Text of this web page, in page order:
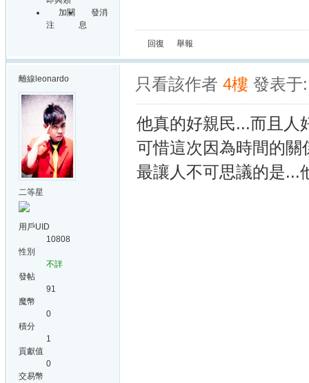
加關
注
發消
息
回復
舉報
離線 leonardo
二等星
用戶UID
10808
性別
不詳
發帖
91
魔幣
0
積分
1
貢獻值
0
交易幣
只看該作者 4樓 發表于
他真的好親民...而且人
可惜這次因為時間的
最讓人不可思議的是...